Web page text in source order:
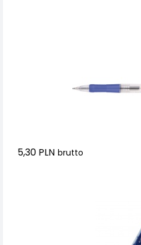
5,30 PLN brutto